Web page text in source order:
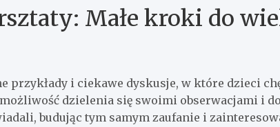
Małe kroki do
przykłady i ciekawe dyskusje, w które dzieci
dzielenia się swoimi obserwacjami i
budując tym samym zaufanie i